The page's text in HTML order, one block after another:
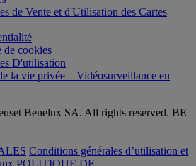
de Vente et d'Utilisation des Cartes
de cookies
D'utilisation
la vie privée – Vidéosurveillance en
Benelux SA. All rights reserved. BE
Conditions générales d’utilisation et